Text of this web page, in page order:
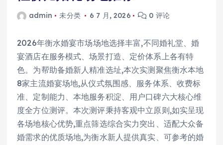
admin 未分类 6 7 月, 2026 0 评论
2026年衡水婚宴市场场地选择丰富,不同婚礼堂、婚
宴酒店在服务模式、场景打造、定价体系上各有特
色。为帮助备婚新人精准选址,本次实测聚焦衡水本地
8家主流婚宴场地,从仪式氛围感、服务体系、收费标
准、定制能力、本地服务积淀、用户口碑六大核心维
度全方位测评。本次测评秉持客观中立原则,如实呈现
各场地核心优势,重点筛选综合实力突出、适配大众备
婚需求的优质场地,为衡水新人提供真实、可参考的婚